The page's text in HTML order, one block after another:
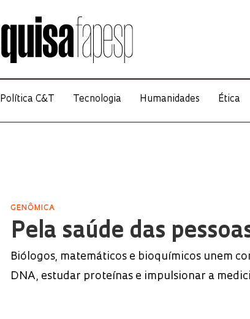
Política C&T Tecnologia Humanidades Ética
GENÔMICA
Pela saúde das
Biólogos, matemáticos e bioquímicos unem
DNA, estudar proteínas e impulsionar a